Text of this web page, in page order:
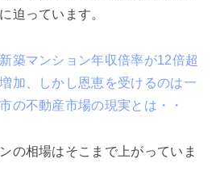
迫っています。
築マンション年収倍率が12倍超
加、しかし恩恵を受けるのは一
の不動産市場の現実とは・・
の相場はそこまで上がっていま